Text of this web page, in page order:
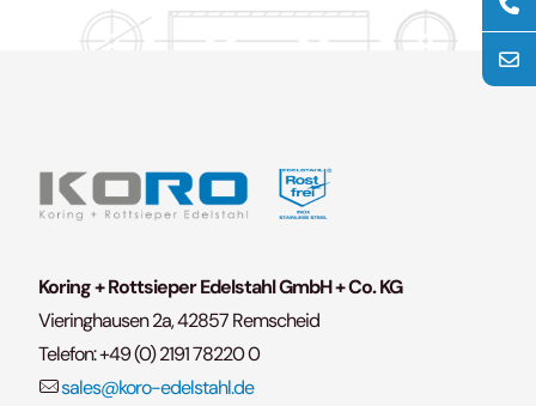
Koring + Rottsieper Edelstahl GmbH + Co. KG
Vieringhausen 2a, 42857 Remscheid
Telefon:+49 (0) 2191 78220 0
sales@koro-edelstahl.de